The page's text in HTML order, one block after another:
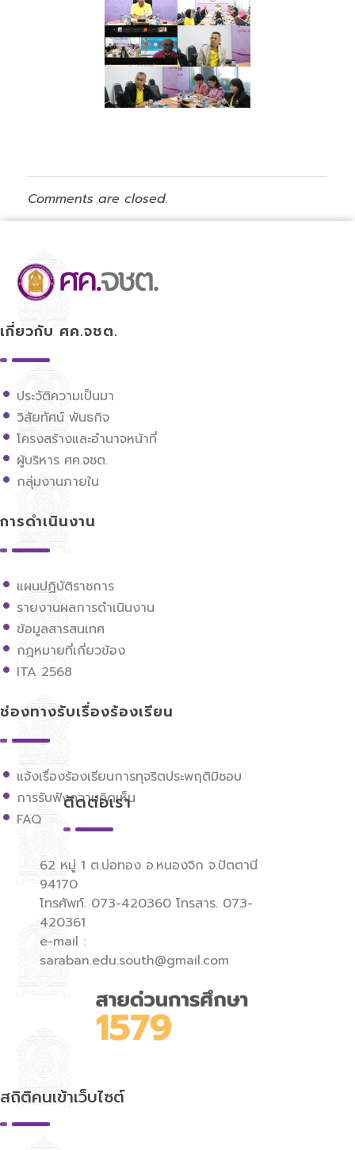
Comments are closed.
เกี่ยวกับ ศค.จชต.
ประวัติความเป็นมา
วิสัยทัศน์ พันธกิจ
โครงสร้างและอำนาจหน้าที่
ผู้บริหาร ศค.จชต.
กลุ่มงานภายใน
การดำเนินงาน
แผนปฏิบัติราชการ
รายงานผลการดำเนินงาน
ข้อมูลสารสนเทศ
กฎหมายที่เกี่ยวข้อง
ITA 2568
ช่องทางรับเรื่องร้องเรียน
แจ้งเรื่องร้องเรียนการทุจริตประพฤติมิชอบ
การรับฟังความคิดเห็น
FAQ
ติดต่อเรา
62 หมู่ 1 ต.บ่อทอง อ.หนองจิก จ.ปัตตานี
94170
โทรศัพท์. 073-420360 โทรสาร. 073-
420361
e-mail :
saraban.edu.south@gmail.com
สถิติคนเข้าเว็บไซต์